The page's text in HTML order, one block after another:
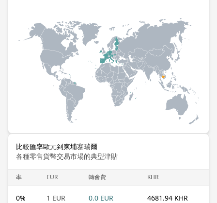
比較匯率歐元到柬埔寨瑞爾
各種零售貨幣交易市場的典型津貼
率 EUR 轉會費 KHR
0% 1 EUR 0.0 EUR 4681.94 KHR